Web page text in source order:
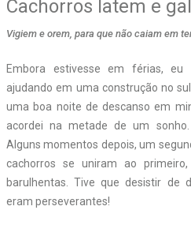
Cachorros latem e
Vigiem e orem, para que não caiam em
Embora estivesse em férias,
ajudando em uma construção no
uma boa noite de descanso em
acordei na metade de um
Alguns momentos depois, um
cachorros se uniram ao
barulhentas. Tive que desistir de
eram perseverantes!